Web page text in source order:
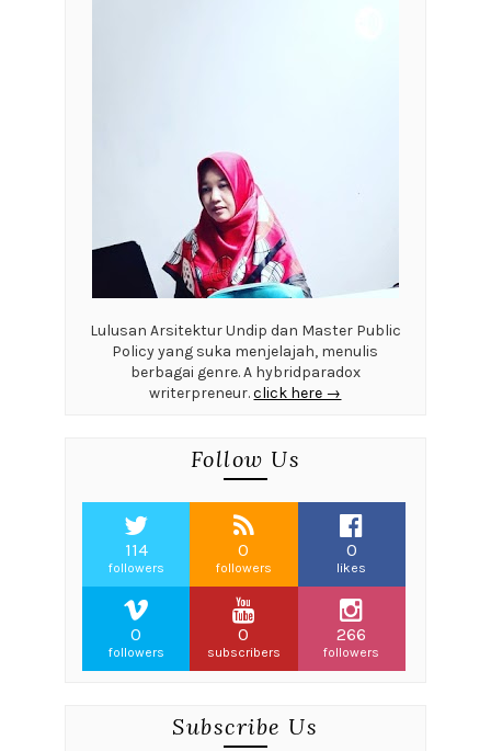
Lulusan Arsitektur Undip dan Master Public
Policy yang suka menjelajah, menulis
berbagai genre. A hybridparadox
writerpreneur.click here →
Follow Us
114
followers
0
followers
0
likes
0
followers
0
subscribers
266
followers
Subscribe Us